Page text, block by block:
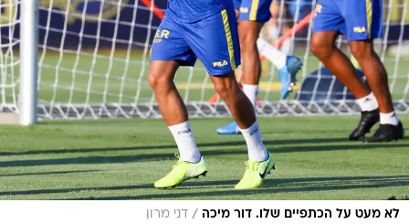
לא מעט על הכתפיים שלו. דור מיכה / דני מרון